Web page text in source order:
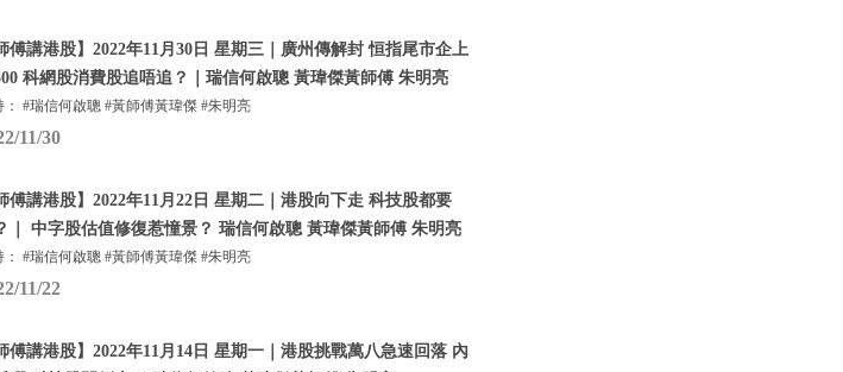
傅講港股】2022年11月30日 星期三｜廣州傳解封 恒指尾市企上
科網股消費股追唔追？｜瑞信何啟聰 黃瑋傑黃師傅 朱明亮
： #瑞信何啟聰 #黃師傅黃瑋傑 #朱明亮
11/30
傅講港股】2022年11月22日 星期二｜港股向下走 科技股都要
｜ 中字股估值修復惹憧景？ 瑞信何啟聰 黃瑋傑黃師傅 朱明亮
： #瑞信何啟聰 #黃師傅黃瑋傑 #朱明亮
11/22
傅講港股】2022年11月14日 星期一｜港股挑戰萬八急速回落 內